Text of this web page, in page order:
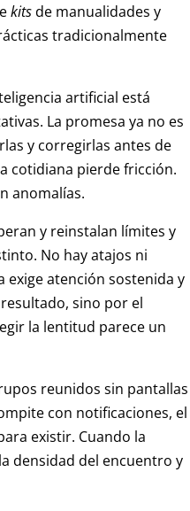
kitsde manualidades y
tradicionalmente
artificial está
La promesa ya no es
y corregirlas antes de
cotidiana pierde fricción.
anomalías.
y reinstalan límites y
No hay atajos ni
exige atención sostenida y
sino por el
la lentitud parece un
reunidos sin pantallas
con notificaciones, el
existir. Cuando la
densidad del encuentro y